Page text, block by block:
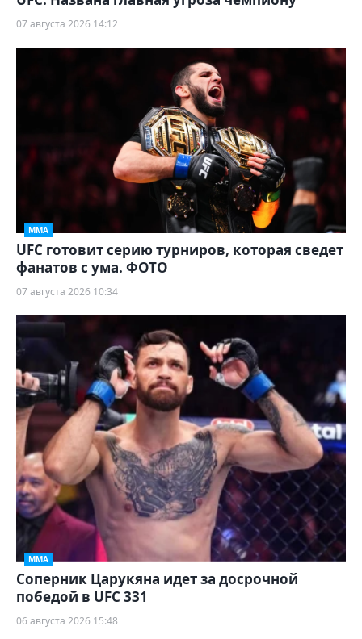
07 августа 2026 14:12
ММА
UFC готовит серию турниров, которая сведет
фанатов с ума. ФОТО
07 августа 2026 10:34
ММА
Соперник Царукяна идет за досрочной
победой в UFC 331
06 августа 2026 15:48